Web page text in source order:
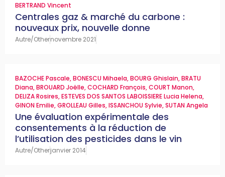
BERTRAND Vincent
Centrales gaz & marché du carbone :
nouveaux prix, nouvelle donne
Autre/Othernovembre 2021
BAZOCHE Pascale,BONESCU Mihaela,BOURG Ghislain,BRATU
Diana,BROUARD Joëlle,COCHARD François,COURT Manon,
DELIZA Rosires,ESTEVES DOS SANTOS LABOISSIERE Lucia Helena,
GINON Emilie,GROLLEAU Gilles,ISSANCHOU Sylvie,SUTAN Angela
Une évaluation expérimentale des
consentements à la réduction de
l’utilisation des pesticides dans le vin
Autre/Otherjanvier 2014